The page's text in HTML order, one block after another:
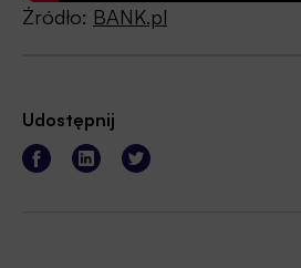
Źródło: BANK.pl
Udostępnij